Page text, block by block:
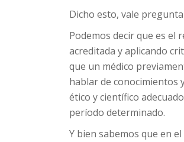
Dicho esto, vale
Podemos decir que es el
acreditada y aplicando
que un médico
hablar de conocimientos
ético y científico
período determinado.
Y bien sabemos que en